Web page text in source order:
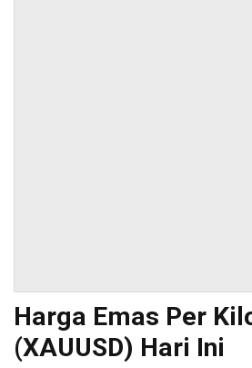
Harga Emas Per
(XAUUSD) Hari Ini